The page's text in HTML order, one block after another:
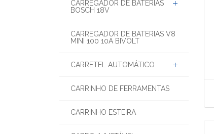
CARREGADOR DE BATERIA
CARREGADOR DE BATERIAS
BOSCH 18V
CARREGADOR DE BATERIAS V8
MINI 100 10A BIVOLT
CARRETEL AUTOMÁTICO
CARRINHO DE FERRAMENTAS